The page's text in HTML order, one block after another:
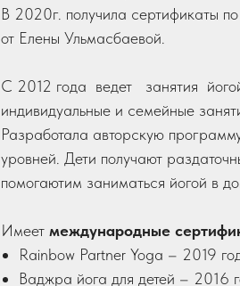
В 2020г. получила сертификаты
от Елены Ульмасбаевой.
С 2012 года ведет
занятия
индивидуальные и семейные
Разработала авторскую
уровней. Дети получают
помогаютим заниматься йогой в
Имеет международные
Rainbow Partner Yoga – 2019
Ваджра йога для детей – 2016